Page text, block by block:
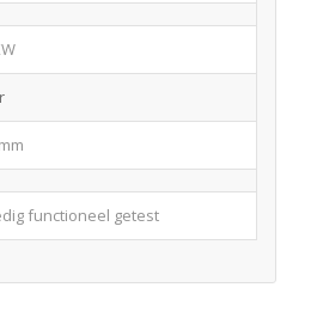
functioneel getest